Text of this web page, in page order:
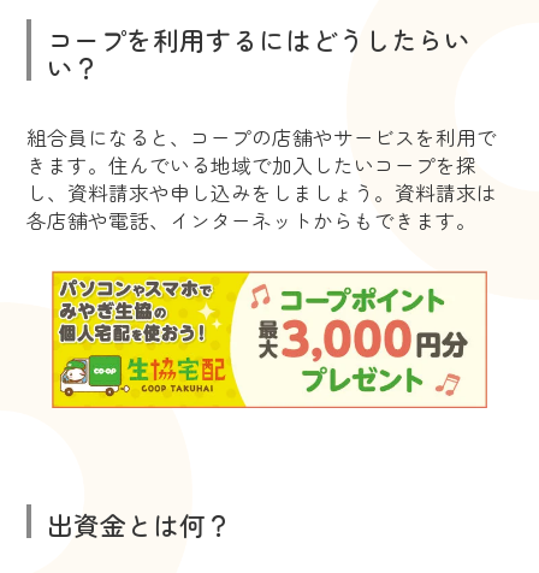
コープを利用するにはどうしたらい
い？
組合員になると、コープの店舗やサービスを利用で
きます。住んでいる地域で加入したいコープを探
し、資料請求や申し込みをしましょう。資料請求は
各店舗や電話、インターネットからもできます。
出資金とは何？